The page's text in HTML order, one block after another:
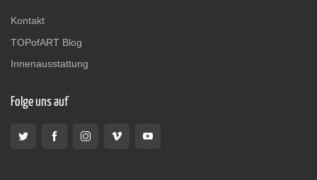
Kontakt
TOPofART Blog
Innenausstattung
Folge uns auf